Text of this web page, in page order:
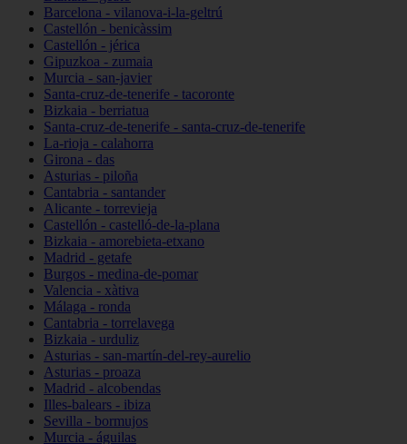
Barcelona - vilanova-i-la-geltrú
Castellón - benicàssim
Castellón - jérica
Gipuzkoa - zumaia
Murcia - san-javier
Santa-cruz-de-tenerife - tacoronte
Bizkaia - berriatua
Santa-cruz-de-tenerife - santa-cruz-de-tenerife
La-rioja - calahorra
Girona - das
Asturias - piloña
Cantabria - santander
Alicante - torrevieja
Castellón - castelló-de-la-plana
Bizkaia - amorebieta-etxano
Madrid - getafe
Burgos - medina-de-pomar
Valencia - xàtiva
Málaga - ronda
Cantabria - torrelavega
Bizkaia - urduliz
Asturias - san-martín-del-rey-aurelio
Asturias - proaza
Madrid - alcobendas
Illes-balears - ibiza
Sevilla - bormujos
Murcia - águilas